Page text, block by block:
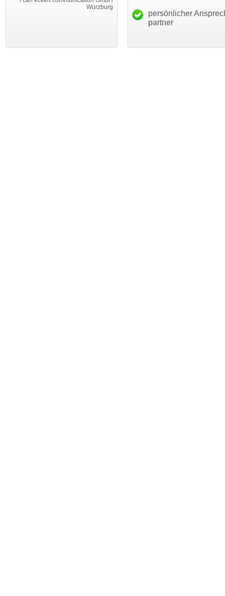
Würzburg
hundertprozentig."
persönlicher
partner